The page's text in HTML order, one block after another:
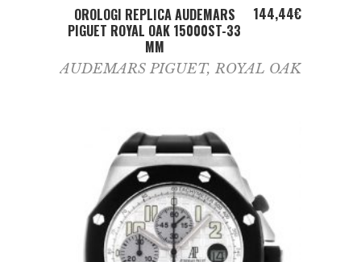
ADD TO CART
OROLOGI REPLICA AUDEMARS
PIGUET ROYAL OAK 15000ST-33
MM
144,44€
AUDEMARS PIGUET, ROYAL OAK